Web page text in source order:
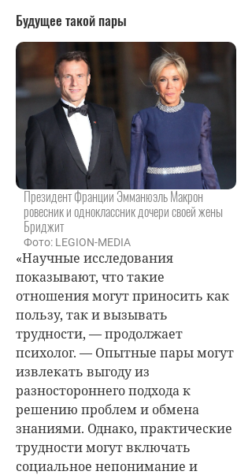
Будущее такой пары
Президент Франции Эмманюэль Макрон
ровесник и одноклассник дочери своей жены
Бриджит
Фото: LEGION-MEDIA
«Научные исследования
показывают, что такие
отношения могут приносить как
пользу, так и вызывать
трудности, — продолжает
психолог. — Опытные пары могут
извлекать выгоду из
разностороннего подхода к
решению проблем и обмена
знаниями. Однако, практические
трудности могут включать
социальное непонимание и